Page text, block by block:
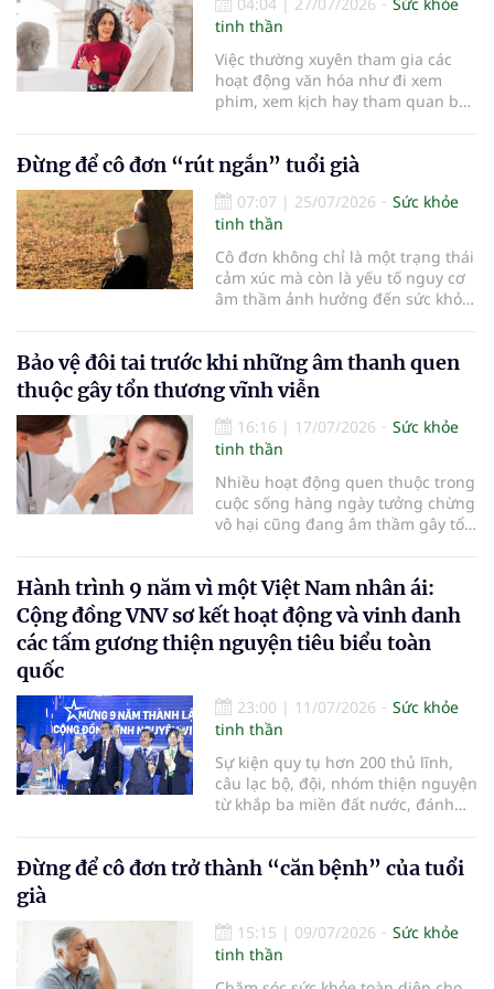
thời gian cấp cứu, tái thông mạch
ý nghĩa quyết định đến khả năng
sống còn cũng như chất lượng
cuộc sống sau điều trị.
tinh thần
Việc thường xuyên tham gia các
hoạt động văn hóa như đi xem
phim, xem kịch hay tham quan bảo
cải thiện sức khỏe tinh thần và
người cao tuổi…
Đừng để cô đơn “rút ngắn” tuổi già
07:07 | 25/07/2026
Sức khỏe
tinh thần
Cô đơn không chỉ là một trạng thái
cảm xúc mà còn là yếu tố nguy cơ
âm thầm ảnh hưởng đến sức khỏe
hay kiểm soát bệnh mạn tính; duy
trì sự gắn kết với gia đình và cộng
đồng cũng là một “liều thuốc”
quan trọng giúp sống thọ.
Bảo vệ đôi tai trước khi những âm thanh quen
thuộc gây tổn thương vĩnh viễn
16:16 | 17/07/2026
Sức khỏe
tinh thần
Nhiều hoạt động quen thuộc trong
cuộc sống hàng ngày tưởng chừng
vô hại cũng đang âm thầm gây tổn
trì khả năng nghe trong nhiều
thập kỷ sau này…
Hành trình 9 năm vì một Việt Nam nhân ái:
Cộng đồng VNV sơ kết hoạt động và vinh danh
các tấm gương thiện nguyện tiêu biểu toàn
quốc
23:00 | 11/07/2026
Sức khỏe
tinh thần
Sự kiện quy tụ hơn 200 thủ lĩnh,
câu lạc bộ, đội, nhóm thiện nguyện
từ khắp ba miền đất nước, đánh
thức ra mắt Mạng lưới Hội viên
Đừng để cô đơn trở thành “căn bệnh” của tuổi
già
15:15 | 09/07/2026
Sức khỏe
tinh thần